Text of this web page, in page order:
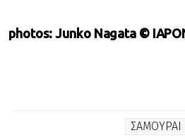
photos: Junko Nagata ©
ΣΑΜΟΥΡΑΙ